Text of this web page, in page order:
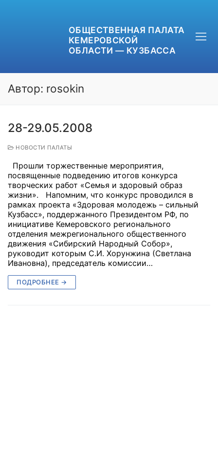
ОБЩЕСТВЕННАЯ ПАЛАТА
КЕМЕРОВСКОЙ
ОБЛАСТИ — КУЗБАССА
+7 (3842) 58-82-40
ОБРАТНАЯ СВЯЗЬ
Главная
Общественные советы
Общественные советы при территориальных
Автор: rosokin
28-29.05.2008
НОВОСТИ ПАЛАТЫ
Прошли торжественные мероприятия,
посвященные подведению итогов конкурса
творческих работ «Семья и здоровый образ
жизни». Напомним, что конкурс проводился в
рамках проекта «Здоровая молодежь – сильный
Кузбасс», поддержанного Президентом РФ, по
инициативе Кемеровского регионального
отделения межрегионального общественного
движения «Сибирский Народный Собор»,
руководит которым С.И. Хорунжина (Светлана
Ивановна), председатель комиссии…
ПОДРОБНЕЕ →